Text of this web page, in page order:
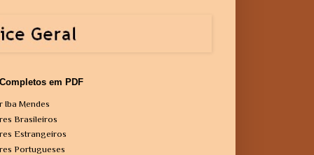
em PDF
Iba Mendes
Brasileiros
Estrangeiros
Portugueses